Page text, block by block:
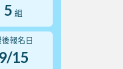
5 組
後報名日
9/15